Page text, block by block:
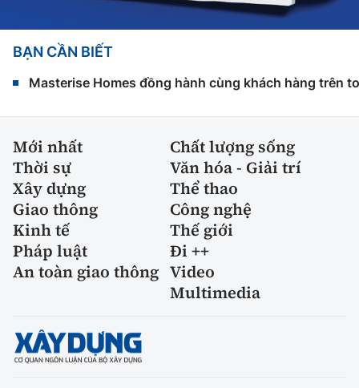
BẠN CẦN BIẾT
Masterise Homes đồng hành cùng khách hàng trên
Mới nhất
Chất lượng sống
Thời sự
Văn hóa - Giải trí
Xây dựng
Thể thao
Giao thông
Công nghệ
Kinh tế
Thế giới
Pháp luật
Đi ++
An toàn giao thông Video
Multimedia